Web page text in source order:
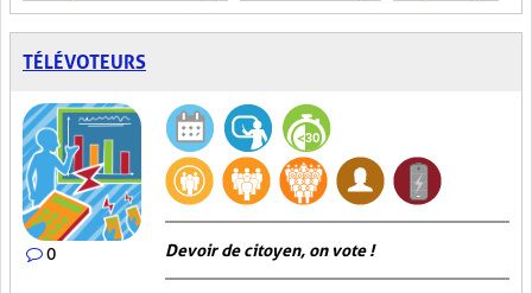
TÉLÉVOTEURS
0 Devoir de citoyen, on vote !